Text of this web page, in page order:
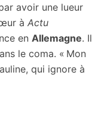
avoir une lueur
à Actu
en Allemagne. Il
le coma. « Mon
qui ignore à